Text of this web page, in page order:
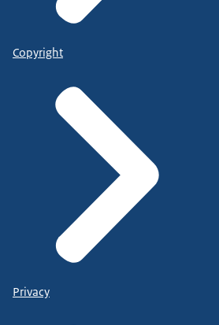
Copyright
Privacy